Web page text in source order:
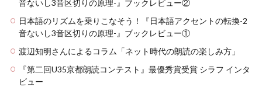
音ないし3音区切りの原理-』ブックレビュー②
日本語のリズムを乗りこなそう！『日本語アクセントの転換-2
音ないし3音区切りの原理-』ブックレビュー①
渡辺知明さんによるコラム「ネット時代の朗読の楽しみ方」
『第二回U35京都朗読コンテスト』最優秀賞受賞 シラフ インタ
ビュー